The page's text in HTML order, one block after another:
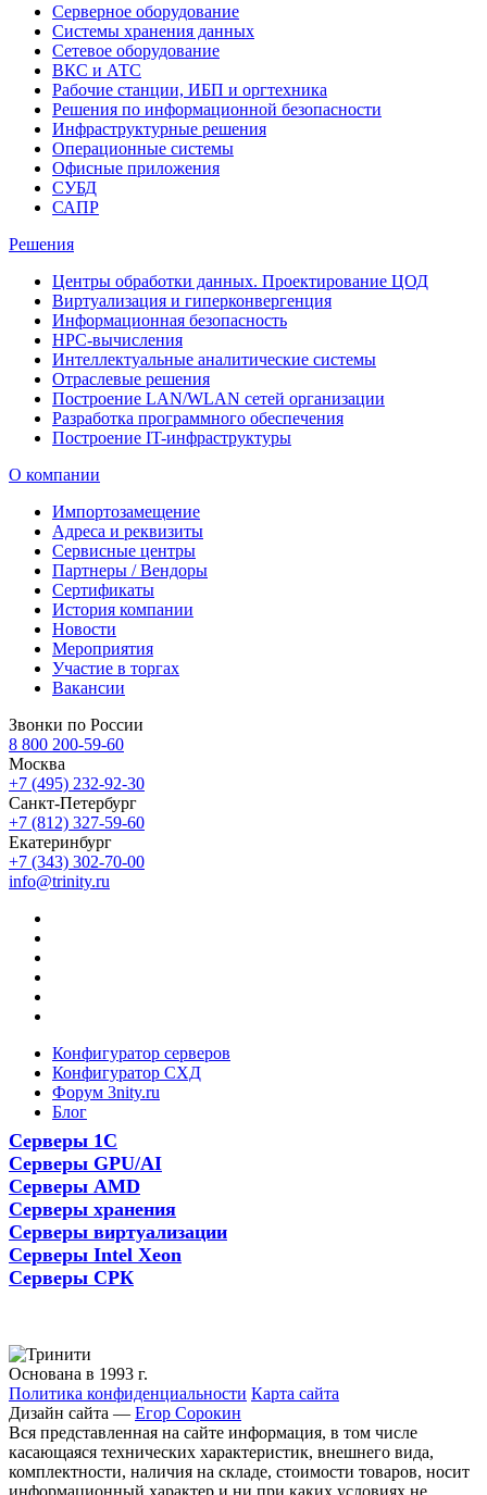
Серверное оборудование
Системы хранения данных
Сетевое оборудование
ВКС и АТС
Рабочие станции, ИБП и оргтехника
Решения по информационной безопасности
Инфраструктурные решения
Операционные системы
Офисные приложения
СУБД
САПР
Решения
Центры обработки данных. Проектирование ЦОД
Виртуализация и гиперконвергенция
Информационная безопасность
HPC-вычисления
Интеллектуальные аналитические системы
Отраслевые решения
Построение LAN/WLAN сетей организации
Разработка программного обеспечения
Построение IT-инфраструктуры
О компании
Импортозамещение
Адреса и реквизиты
Сервисные центры
Партнеры / Вендоры
Сертификаты
История компании
Новости
Мероприятия
Участие в торгах
Вакансии
Звонки по России
8 800 200-59-60
Москва
+7 (495) 232-92-30
Санкт-Петербург
+7 (812) 327-59-60
Екатеринбург
+7 (343) 302-70-00
info@trinity.ru
Конфигуратор серверов
Конфигуратор СХД
Форум 3nity.ru
Блог
Серверы 1С
Серверы GPU/AI
Серверы AMD
Серверы хранения
Серверы виртуализации
Серверы Intel Xeon
Серверы СРК
Основана в 1993 г.
Политика конфиденциальности Карта сайта
Дизайн сайта — Егор Сорокин
Вся представленная на сайте информация, в том числе
касающаяся технических характеристик, внешнего вида,
комплектности, наличия на складе, стоимости товаров, носит
информационный характер и ни при каких условиях не